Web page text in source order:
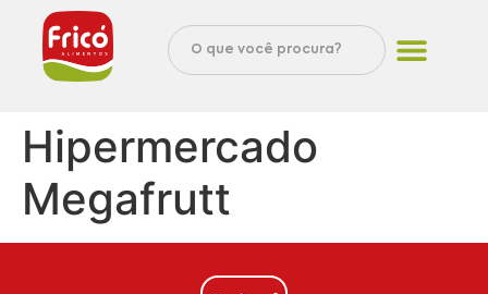
Hipermercado
Megafrutt